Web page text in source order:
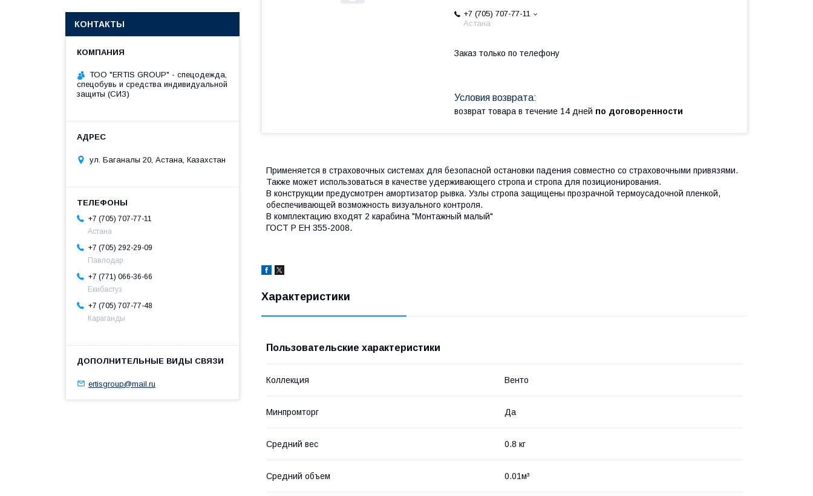
+7 (705) 707-77-11
Астана
Заказ только по телефону
возврат товара в течение 14 дней по договоренности
Применяется в страховочных системах для безопасной остановки падения совместно со страховочными привязями.
Также может использоваться в качестве удерживающего стропа и стропа для позиционирования.
В конструкции предусмотрен амортизатор рывка. Узлы стропа защищены прозрачной термоусадочной пленкой,
обеспечивающей возможность визуального контроля.
В комплектацию входят 2 карабина "Монтажный малый"
ГОСТ Р ЕН 355-2008.
Характеристики
Пользовательские характеристики
Коллекция Венто
Минпромторг Да
Средний вес 0.8 кг
Средний объем 0.01м³
КОНТАКТЫ
ТОО "ERTIS GROUP" - спецодежда,
спецобувь и средства индивидуальной
защиты (СИЗ)
ул. Баганалы 20, Астана, Казахстан
+7 (705) 707-77-11
Астана
+7 (705) 292-29-09
Павлодар
+7 (771) 066-36-66
Екибастуз
+7 (705) 707-77-48
Караганды
ertisgroup@mail.ru